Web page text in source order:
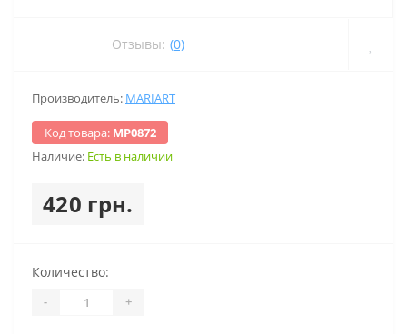
Отзывы: (0)
Производитель: MARIART
Код товара: МР0872
Наличие: Есть в наличии
420 грн.
Количество:
- +